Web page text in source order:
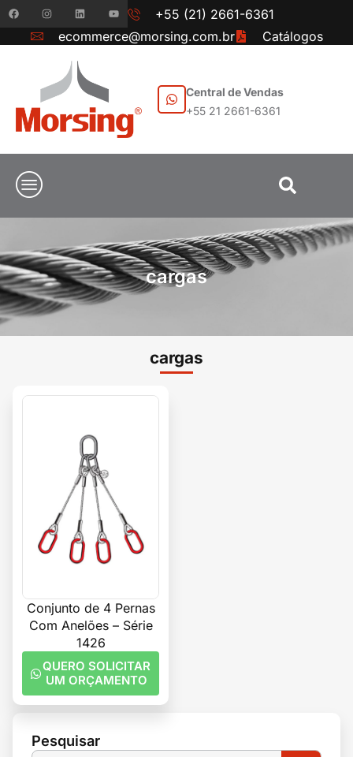
+55 (21) 2661-6361
ecommerce@morsing.com.br
Catálogos
Central de Vendas
+55 21 2661-6361
cargas
Pesquisar
cargas
Conjunto de 4 Pernas
Com Anelões – Série
1426
QUERO SOLICITAR
UM ORÇAMENTO